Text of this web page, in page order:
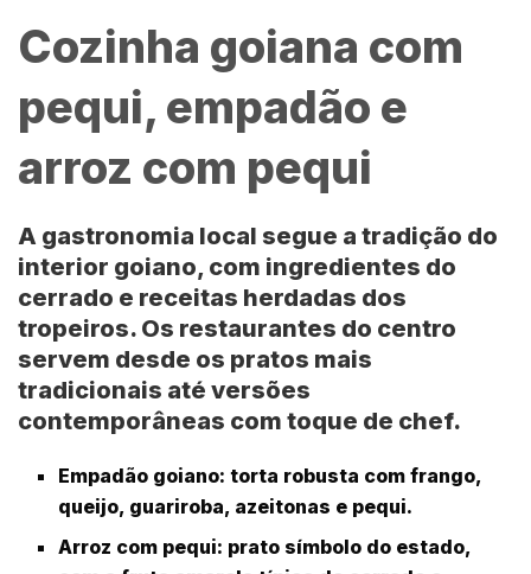
Cozinha goiana com
pequi, empadão e
arroz com pequi
A gastronomia local segue a tradição do
interior goiano, com ingredientes do
cerrado e receitas herdadas dos
tropeiros. Os restaurantes do centro
servem desde os pratos mais
tradicionais até versões
contemporâneas com toque de chef.
Empadão goiano: torta robusta com frango,
queijo, guariroba, azeitonas e pequi.
Arroz com pequi: prato símbolo do estado,